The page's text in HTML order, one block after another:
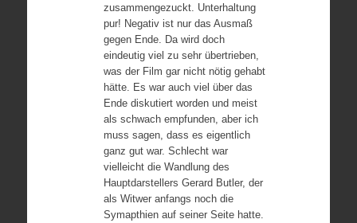
zusammengezuckt. Unterhaltung
pur! Negativ ist nur das Ausmaß
gegen Ende. Da wird doch
eindeutig viel zu sehr übertrieben,
was der Film gar nicht nötig gehabt
hätte. Es war auch viel über das
Ende diskutiert worden und meist
als schwach empfunden, aber ich
muss sagen, dass es eigentlich
ganz gut war. Schlecht war
vielleicht die Wandlung des
Hauptdarstellers Gerard Butler, der
als Witwer anfangs noch die
Symapthien auf seiner Seite hatte.